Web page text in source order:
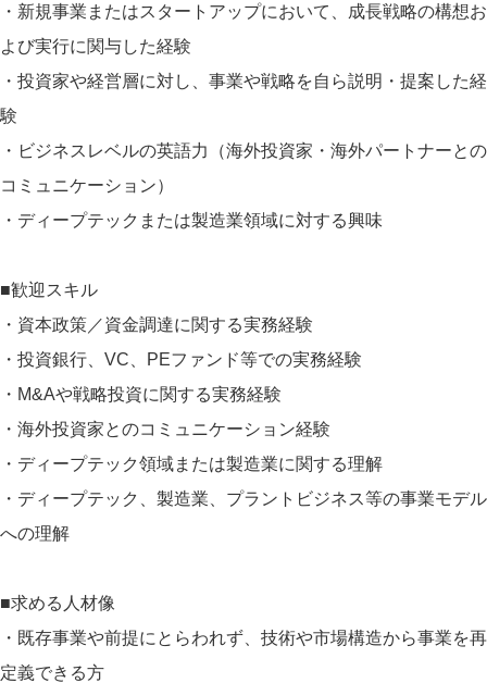
・新規事業またはスタートアップにおいて、成長戦略の構想お
よび実行に関与した経験
・投資家や経営層に対し、事業や戦略を自ら説明・提案した経
験
・ビジネスレベルの英語力（海外投資家・海外パートナーとの
コミュニケーション）
・ディープテックまたは製造業領域に対する興味
■歓迎スキル
・資本政策／資金調達に関する実務経験
・投資銀行、VC、PEファンド等での実務経験
・M&Aや戦略投資に関する実務経験
・海外投資家とのコミュニケーション経験
・ディープテック領域または製造業に関する理解
・ディープテック、製造業、プラントビジネス等の事業モデル
への理解
■求める人材像
・既存事業や前提にとらわれず、技術や市場構造から事業を再
定義できる方